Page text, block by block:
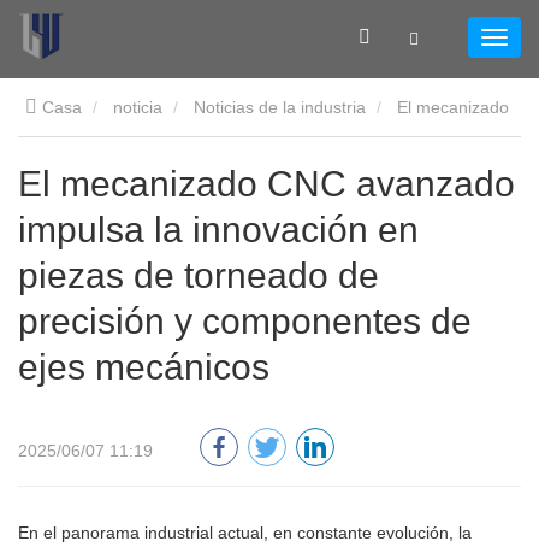
Casa noticia Noticias de la industria
precisión y componentes de ejes mecánicos
El mecanizado CNC avanzado
impulsa la innovación en
piezas de torneado de
precisión y componentes de
ejes mecánicos
2025/06/07 11:19
En el panorama industrial actual, en constante evolución, la